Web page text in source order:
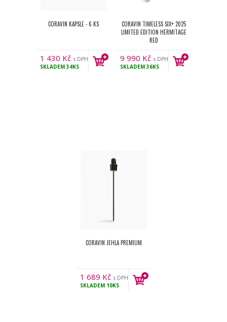
CORAVIN KAPSLE - 6 KS
1 430 Kč s DPH
SKLADEM34KS
CORAVIN TIMELESS SIX+ 2025
LIMITED EDITION HERMITAGE
RED
9 990 Kč s DPH
SKLADEM36KS
CORAVIN JEHLA PREMIUM
1 689 Kč s DPH
SKLADEM 10KS